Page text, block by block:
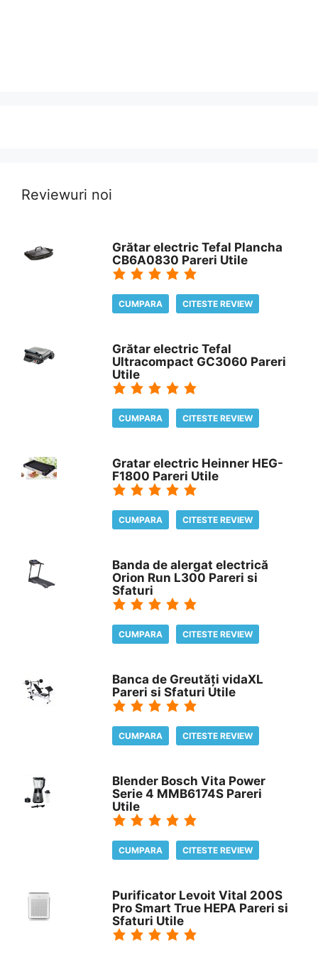
Reviewuri noi
Grătar electric Tefal Plancha
CB6A0830 Pareri Utile
CUMPARA CITESTE REVIEW
Grătar electric Tefal
Ultracompact GC3060 Pareri
Utile
CUMPARA CITESTE REVIEW
Gratar electric Heinner HEG-
F1800 Pareri Utile
CUMPARA CITESTE REVIEW
Banda de alergat electrică
Orion Run L300 Pareri si
Sfaturi
CUMPARA CITESTE REVIEW
Banca de Greutăți vidaXL
Pareri si Sfaturi Utile
CUMPARA CITESTE REVIEW
Blender Bosch Vita Power
Serie 4 MMB6174S Pareri
Utile
CUMPARA CITESTE REVIEW
Purificator Levoit Vital 200S
Pro Smart True HEPA Pareri si
Sfaturi Utile